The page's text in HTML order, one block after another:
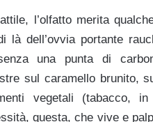
l’olfatto merita
là dell’ovvia portante
una punta di
sul caramello brunito,
vegetali (tabacco,
questa, che vive e